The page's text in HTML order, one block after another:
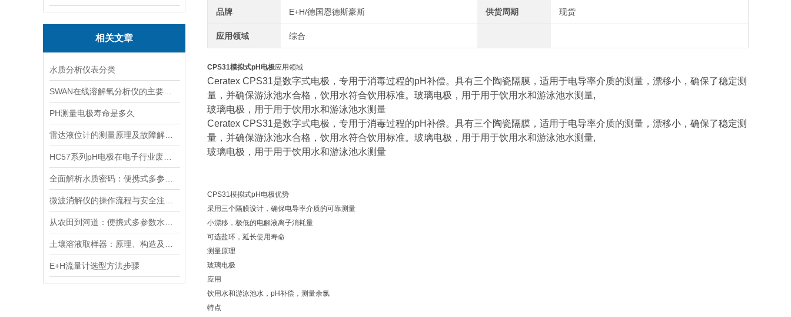
相关文章
水质分析仪表分类
PH测量电极寿命是多久
E+H流量计选型方法步骤
品牌 E+H/德国恩德斯豪斯 供货周期 现货
应用领域 综合
CPS31模拟式pH电极应用领域
Ceratex CPS31是数字式电极，专用于消毒过程的pH补偿。具有三个陶瓷隔膜，适用于电导率介质的测量，漂移小，确保了稳定测
量，并确保游泳池水合格，饮用水符合饮用标准。玻璃电极，用于用于饮用水和游泳池水测量,
玻璃电极，用于用于饮用水和游泳池水测量
Ceratex CPS31是数字式电极，专用于消毒过程的pH补偿。具有三个陶瓷隔膜，适用于电导率介质的测量，漂移小，确保了稳定测
量，并确保游泳池水合格，饮用水符合饮用标准。玻璃电极，用于用于饮用水和游泳池水测量,
玻璃电极，用于用于饮用水和游泳池水测量
CPS31模拟式pH电极优势
采用三个隔膜设计，确保电导率介质的可靠测量
小漂移，极低的电解液离子消耗量
可选盐环，延长使用寿命
测量原理
玻璃电极
应用
饮用水和游泳池水，pH补偿，测量余氯
特点